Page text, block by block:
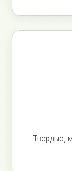
Твердые,